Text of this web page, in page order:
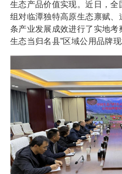
生态产品价值实现。近日，全
组对临潭独特高原生态禀赋
条产业发展成效进行了实地考
生态当归名县”区域公用品牌现